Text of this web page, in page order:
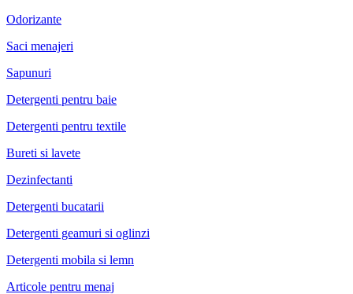
Odorizante
Saci menajeri
Sapunuri
Detergenti pentru baie
Detergenti pentru textile
Bureti si lavete
Dezinfectanti
Detergenti bucatarii
Detergenti geamuri si oglinzi
Detergenti mobila si lemn
Articole pentru menaj